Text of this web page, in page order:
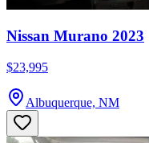
Nissan Murano 2023
$23,995
Albuquerque, NM